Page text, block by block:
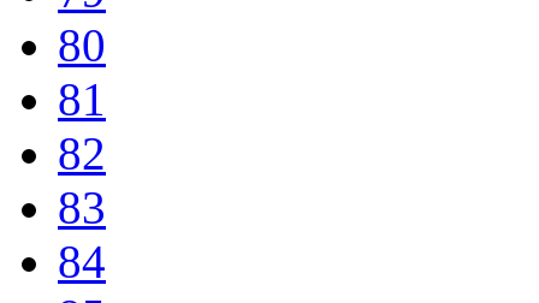
80
81
82
83
84